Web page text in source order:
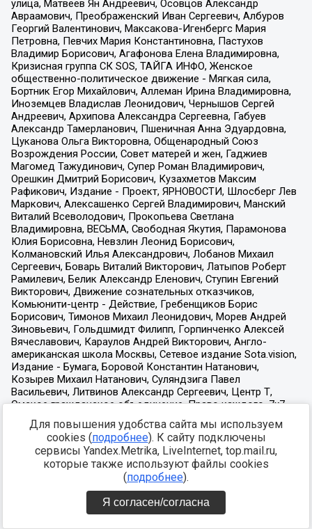
Для повышения удобства сайта мы используем
cookies (подробнее). К сайту подключены
сервисы Yandex.Metrika, LiveInternet, top.mail.ru,
которые также используют файлы cookies
(подробнее).
Я согласен/согласна